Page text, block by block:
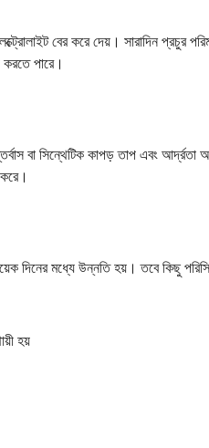
বের করে দেয়। সারাদিন প্রচুর
করতে পারে।
বা সিন্থেটিক কাপড় তাপ এবং আর্দ্রতা
দিনের মধ্যে উন্নতি হয়। তবে কিছু
হয়